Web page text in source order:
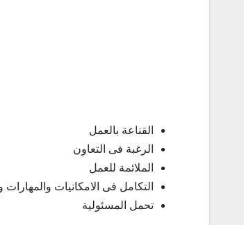
القناعة بالعمل
الرغبة فى التعاون
الملائمة للعمل
التكامل فى الامكانيات
تحمل المسئولية